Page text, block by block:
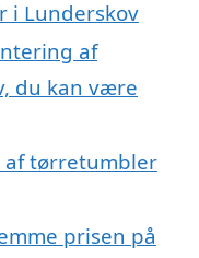
i Lunderskov
af
du kan være
af tørretumbler
prisen på